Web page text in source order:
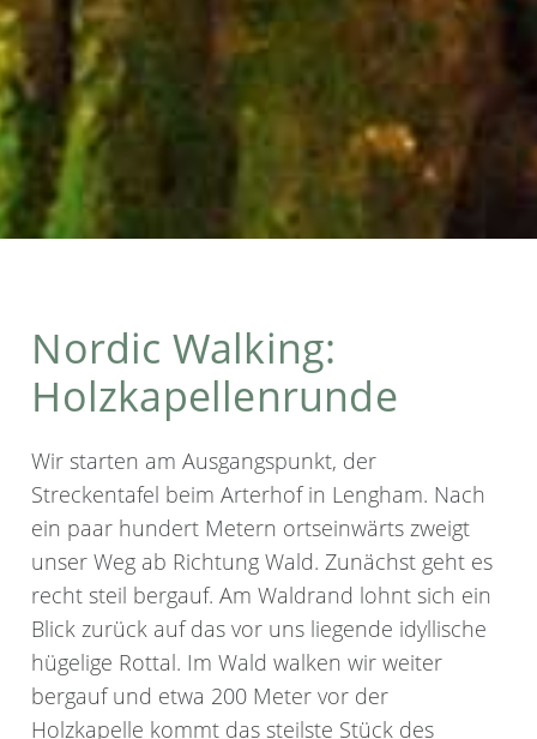
Nordic Walking:
Holzkapellenrunde
Wir starten am Ausgangspunkt, der
Streckentafel beim Arterhof in Lengham. Nach
ein paar hundert Metern ortseinwärts zweigt
unser Weg ab Richtung Wald. Zunächst geht es
recht steil bergauf. Am Waldrand lohnt sich ein
Blick zurück auf das vor uns liegende idyllische
hügelige Rottal. Im Wald walken wir weiter
bergauf und etwa 200 Meter vor der
Holzkapelle kommt das steilste Stück des